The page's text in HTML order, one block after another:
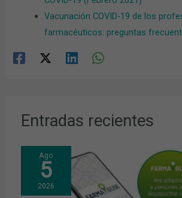
Vacunación COVID-19 de los
farmacéuticos: preguntas
Entradas recientes
Ago
5
2026